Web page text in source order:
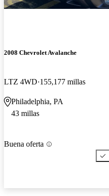
2008 Chevrolet Avalanche
LTZ 4WD 155,177 millas
Philadelphia, PA
43 millas
Buena oferta